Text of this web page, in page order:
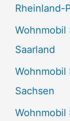
Rheinland-
Wohnmobil
Saarland
Wohnmobil
Sachsen
Wohnmobil